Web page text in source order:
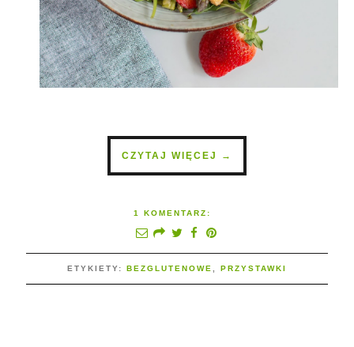
CZYTAJ WIĘCEJ →
1 KOMENTARZ:
ETYKIETY: BEZGLUTENOWE PRZYSTAWKI